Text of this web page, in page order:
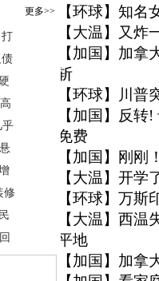
更多>>
乎
修
【环球】 知名
【大温】 又炸
【加国】 加拿
斩
【环球】
川普
【加国】 反转!
免费
【加国】
刚刚
【大温】 开学
【环球】 万斯
【大温】 西温
平地
【加国】 加拿